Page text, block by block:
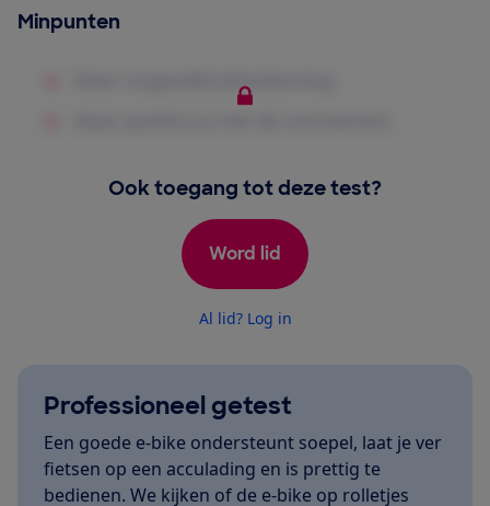
Minpunten
Ook toegang tot deze test?
Word lid
Al lid? Log in
Professioneel getest
Een goede e-bike ondersteunt soepel, laat je ver
fietsen op een acculading en is prettig te
bedienen. We kijken of de e-bike op rolletjes